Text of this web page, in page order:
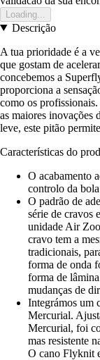
Loading...
Descrição
A tua prioridade é a
que gostam de
concebemos a
proporciona a
como os
as maiores
leve, este pitão
Características do
O acabamento
controlo da
O padrão de
série de cravos
unidade Air
cravo tem a
tradicionais,
forma de onda
forma de
mudanças de
Integrámos um
Mercurial.
Mercurial, foi
mas resistente
O cano Flyknit